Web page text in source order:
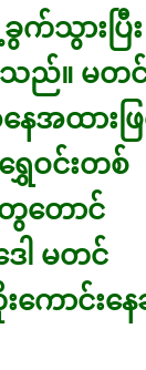
သွားပြီး
သည်။ မတ
အထားဖ
ေဝင်းတစ်
ေတောင်
ါ မတင်
ကောင်းန